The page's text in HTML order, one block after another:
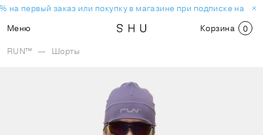
на первый заказ или покупку в магазине при подписке на
Меню
Корзина 0
RUN™ — Шорты